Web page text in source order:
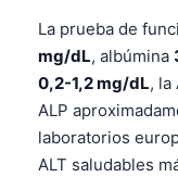
La prueba de
mg/dL, albúmina
0,2-1,2 mg/dL, la
ALP
laboratorios
ALT saludables